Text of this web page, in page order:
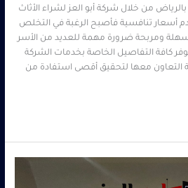
من خلال شركة أبو العز لشراء الأثاث
أسعار تنافسية فأصبح الرغبة في التخلص
ومربحة ضرورة مهمة للعديد من الأسر
كافة التفاصيل الخاصة بخدمات الشركة
التعاون معها لتحقيق أقصى استفادة من